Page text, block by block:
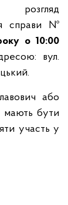
розгляд
справи №
о 10:00
вул.
або
мають бути
участь у